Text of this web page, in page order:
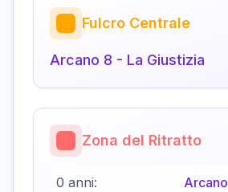
Fulcro Centrale
Arcano 8 - La Giustizia
Zona del Ritratto
0 anni: Arcano